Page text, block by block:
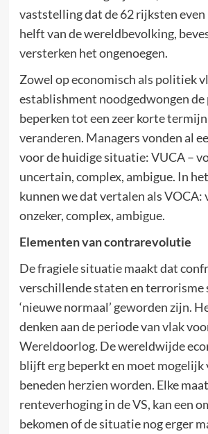
vaststelling dat de 62 rijksten even
helft van de wereldbevolking,
versterken het ongenoegen.
Zowel op economisch als politiek
establishment noodgedwongen de
beperken tot een zeer korte
veranderen. Managers vonden al
voor de huidige situatie: VUCA –
uncertain, complex, ambigue. In
kunnen we dat vertalen als VOCA:
onzeker, complex, ambigue.
Elementen van contrarevolutie
De fragiele situatie maakt dat
verschillende staten en terrorisme
‘nieuwe normaal’ geworden zijn.
denken aan de periode van vlak
Wereldoorlog. De wereldwijde
blijft erg beperkt en moet mogelijk
beneden herzien worden. Elke
renteverhoging in de VS, kan een
bekomen of de situatie nog erger